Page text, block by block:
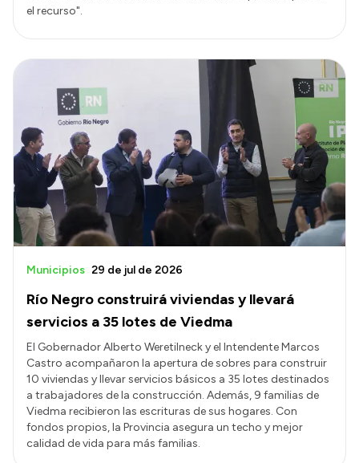
el recurso".
Río Negro construirá viviendas y llevará
servicios a 35 lotes de Viedma
Municipios 29 de jul de 2026
El Gobernador Alberto Weretilneck y el Intendente Marcos
Castro acompañaron la apertura de sobres para construir
10 viviendas y llevar servicios básicos a 35 lotes destinados
a trabajadores de la construcción. Además, 9 familias de
Viedma recibieron las escrituras de sus hogares. Con
fondos propios, la Provincia asegura un techo y mejor
calidad de vida para más familias.